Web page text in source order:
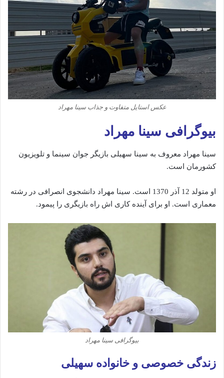
عکس استایل متفاوت و جذاب سینا مهراد
بیوگرافی سینا مهراد
سینا مهراد معروف به سینا سهیلی بازیگر جوان سینما و تلویزیون
کشورمان است.
او متولد 12 آذر 1370 است. سینا مهراد دانشجوی انصرافی در رشته
معماری است. او برای آینده کاری اش راه بازیگری را پیمود.
بیوگرافی سینا مهراد
زندگی خصوصی و خانواده سهیلی